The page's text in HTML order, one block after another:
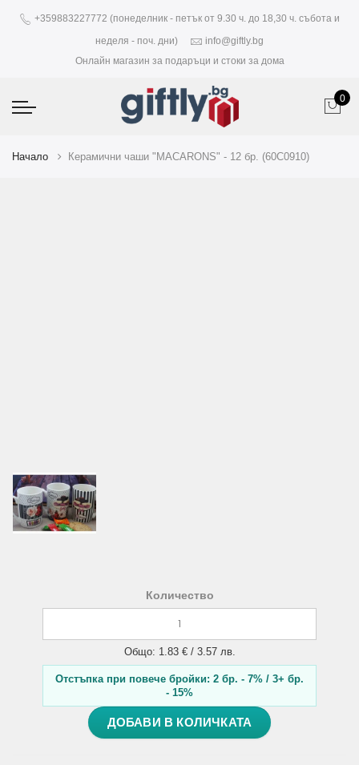
+359883227772 (понеделник - петък от 9.30 ч. до 18,30 ч. събота и
неделя - поч. дни)
info@giftly.bg
Онлайн магазин за подаръци и стоки за дома
0
Начало Керамични чаши "MACARONS" - 12 бр. (60C0910)
Количество
Общо: 1.83 € / 3.57 лв.
Отстъпка при повече бройки: 2 бр. - 7% / 3+ бр.
- 15%
ДОБАВИ В КОЛИЧКАТА